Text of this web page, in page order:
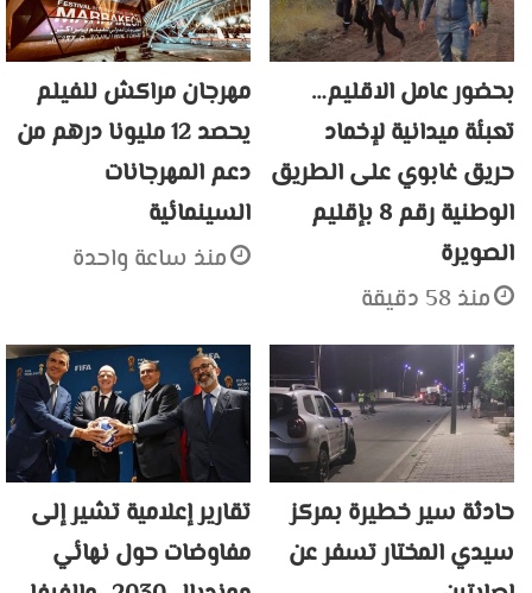
بحضور عامل الاقليم…
تعبئة ميدانية لإخماد
حريق غابوي على الطريق
الوطنية رقم 8 بإقليم
الصويرة
منذ 58 دقيقة
مهرجان مراكش للفيلم
يحصد 12 مليونا درهم من
دعم المهرجانات
السينمائية
منذ ساعة واحدة
حادثة سير خطيرة بمركز
سيدي المختار تسفر عن
تقارير إعلامية تشير إلى
مفاوضات حول نهائي